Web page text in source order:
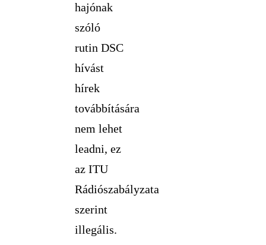
hajónak
szóló
rutin DSC
hívást
hírek
továbbítására
nem lehet
leadni, ez
az ITU
Rádiószabályzata
szerint
illegális.